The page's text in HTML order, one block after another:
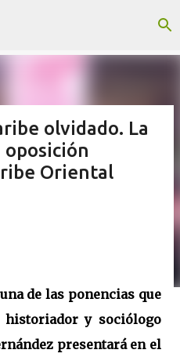
principal
olvidado. La
oposición
Oriental
de las ponencias que
historiador y sociólogo
presentará en el